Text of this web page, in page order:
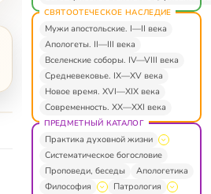
СВЯТООТЕЧЕСКОЕ НАСЛЕДИЕ
Мужи апостольские. I—II века
Апологеты. II—III века
Вселенские соборы. IV—VIII века
Средневековье. IX—XV века
Новое время. XVI—XIX века
Современность. XX—XXI века
ПРЕДМЕТНЫЙ КАТАЛОГ
Практика духовной жизни
Систематическое богословие
Проповеди, беседы
Апологетика
Философия
Патрология